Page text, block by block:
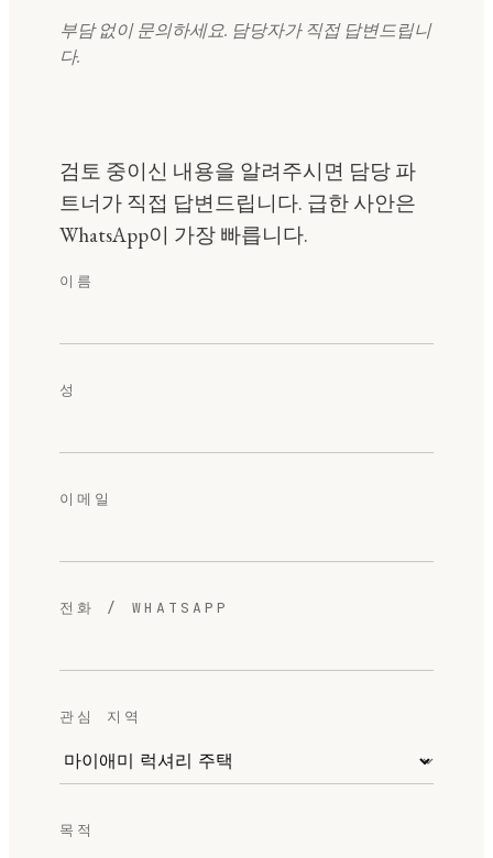
부담 없이 문의하세요. 담당자가 직접 답변드립니
다.
검토 중이신 내용을 알려주시면 담당 파
트너가 직접 답변드립니다. 급한 사안은
WhatsApp이 가장 빠릅니다.
이름
성
이메일
전화 / WHATSAPP
관심 지역
목적